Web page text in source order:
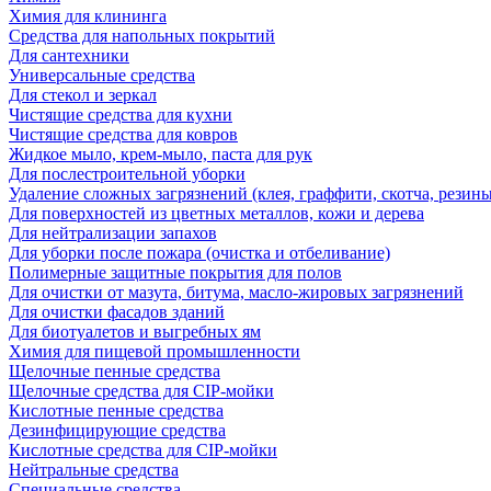
Химия для клининга
Средства для напольных покрытий
Для сантехники
Универсальные средства
Для стекол и зеркал
Чистящие средства для кухни
Чистящие средства для ковров
Жидкое мыло, крем-мыло, паста для рук
Для послестроительной уборки
Удаление сложных загрязнений (клея, граффити, скотча,
Для поверхностей из цветных металлов, кожи и дерева
Для нейтрализации запахов
Для уборки после пожара (очистка и отбеливание)
Полимерные защитные покрытия для полов
Для очистки от мазута, битума, масло-жировых загрязнений
Для очистки фасадов зданий
Для биотуалетов и выгребных ям
Химия для пищевой промышленности
Щелочные пенные средства
Щелочные средства для CIP-мойки
Кислотные пенные средства
Дезинфицирующие средства
Кислотные средства для CIP-мойки
Нейтральные средства